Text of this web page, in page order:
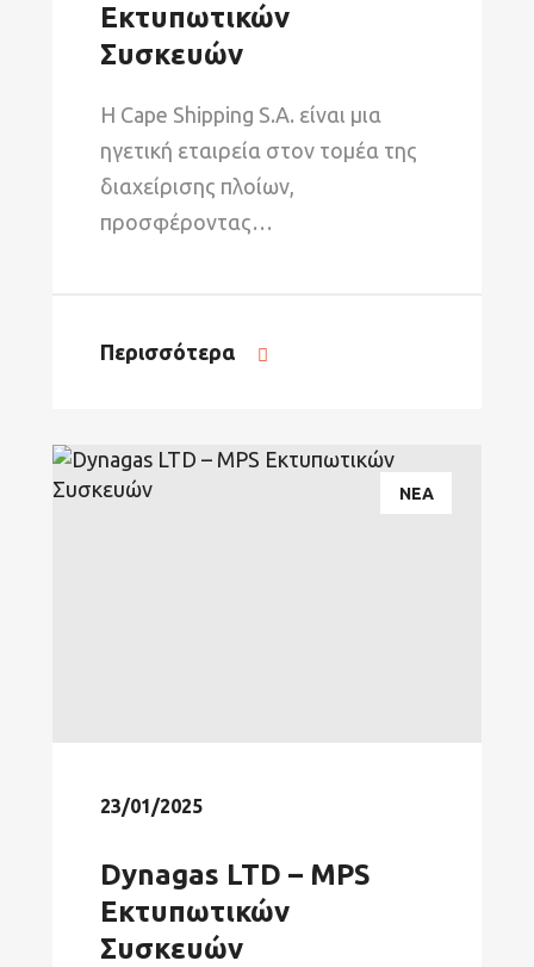
Εκτυπωτικών
Συσκευών
Η Cape Shipping S.A. είναι μια
ηγετική εταιρεία στον τομέα της
διαχείρισης πλοίων,
προσφέροντας…
Περισσότερα
ΝΕΑ
23/01/2025
Dynagas LTD – MPS
Εκτυπωτικών
Συσκευών